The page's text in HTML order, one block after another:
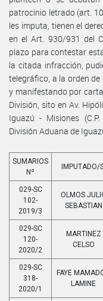
patrocinio letrado (art.
les imputa, tienen el
en el Art. 930/931 del
plazo para contestar
la citada infracción,
telegráfico, a la orden
y manifestando por
División, sito en Av.
Iguazú - Misiones
División Aduana de
SUMARIOS
Nº
IMPUTADO/
029-SC
102-
2019/3
OLMOS
SEBASTIAN
029-SC
120-
2020/2
MARTINEZ
CELSO
029-SC
318-
2020/1
FAYE
LAMINE